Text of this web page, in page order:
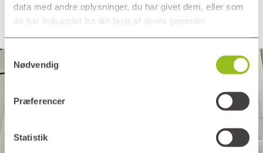
data med andre oplysninger, du har givet dem, eller som
de har indsamlet fra din brug af deres tjenester.
Nødvendig
Præferencer
Statistik
Billederne er fra andre Plushusene bofællesskaber